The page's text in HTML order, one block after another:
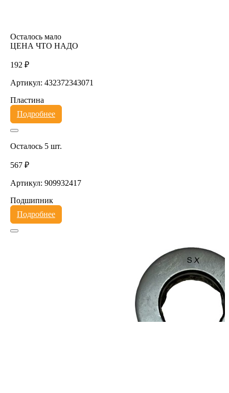
Осталось мало
ЦЕНА ЧТО НАДО
192 ₽
Артикул: 432372343071
Пластина
Подробнее
Осталось 5 шт.
567 ₽
Артикул: 909932417
Подшипник
Подробнее